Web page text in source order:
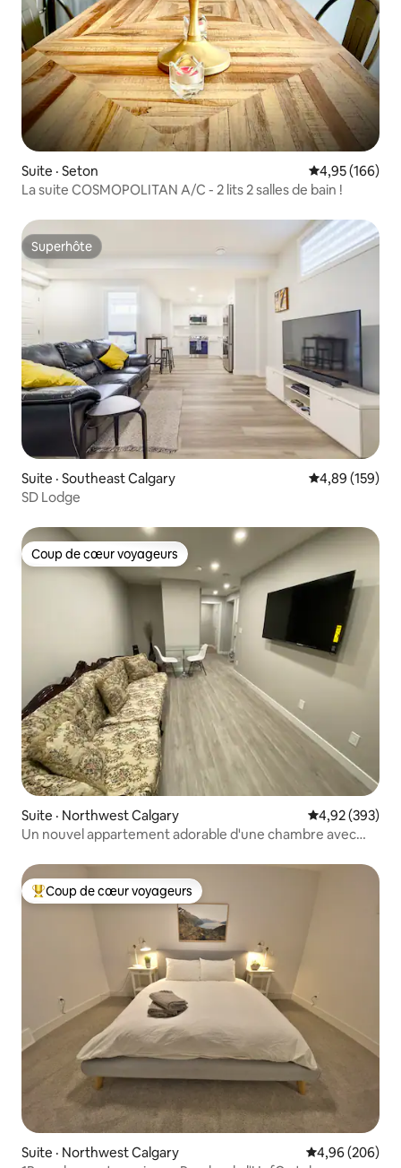
Suite · Seton Note
4,95 (166)
La suite COSMOPOLITAN A/C - 2 lits 2 salles de bain !
Superhôte
Superhôte
Suite · Southeast Calgary Note
4,89 (159)
SD Lodge
Coup de cœur voyageurs
Coup de cœur voyageurs
Suite · Northwest Calgary Note
4,92 (393)
Un nouvel appartement adorable d'une chambre avec
Coup de cœur voyageurs parmi les plus aimés
Coup de cœur voyageurs
Suite · Northwest Calgary Note
4,96 (206)